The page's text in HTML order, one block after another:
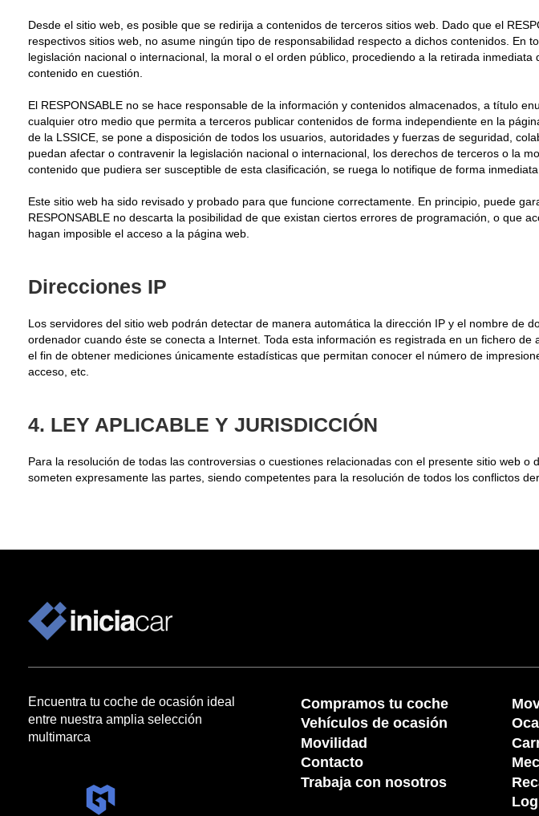
Desde el sitio web, es posible que se redirija a contenidos de terceros sitios web. Dado que el
respectivos sitios web, no asume ningún tipo de responsabilidad respecto a dichos contenidos.
legislación nacional o internacional, la moral o el orden público, procediendo a la retirada
contenido en cuestión.
El RESPONSABLE no se hace responsable de la información y contenidos almacenados, a título
cualquier otro medio que permita a terceros publicar contenidos de forma independiente en la
de la LSSICE, se pone a disposición de todos los usuarios, autoridades y fuerzas de seguridad,
puedan afectar o contravenir la legislación nacional o internacional, los derechos de terceros o la
contenido que pudiera ser susceptible de esta clasificación, se ruega lo notifique de forma
Este sitio web ha sido revisado y probado para que funcione correctamente. En principio, puede
RESPONSABLE no descarta la posibilidad de que existan ciertos errores de programación, o que
hagan imposible el acceso a la página web.
Direcciones IP
Los servidores del sitio web podrán detectar de manera automática la dirección IP y el nombre de
ordenador cuando éste se conecta a Internet. Toda esta información es registrada en un fichero
el fin de obtener mediciones únicamente estadísticas que permitan conocer el número de
acceso, etc.
4. LEY APLICABLE Y JURISDICCIÓN
Para la resolución de todas las controversias o cuestiones relacionadas con el presente sitio web
someten expresamente las partes, siendo competentes para la resolución de todos los conflictos
Encuentra tu coche de ocasión ideal
entre nuestra amplia selección
multimarca
Compramos tu coche
Vehículos de ocasión
Movilidad
Contacto
Trabaja con nosotros